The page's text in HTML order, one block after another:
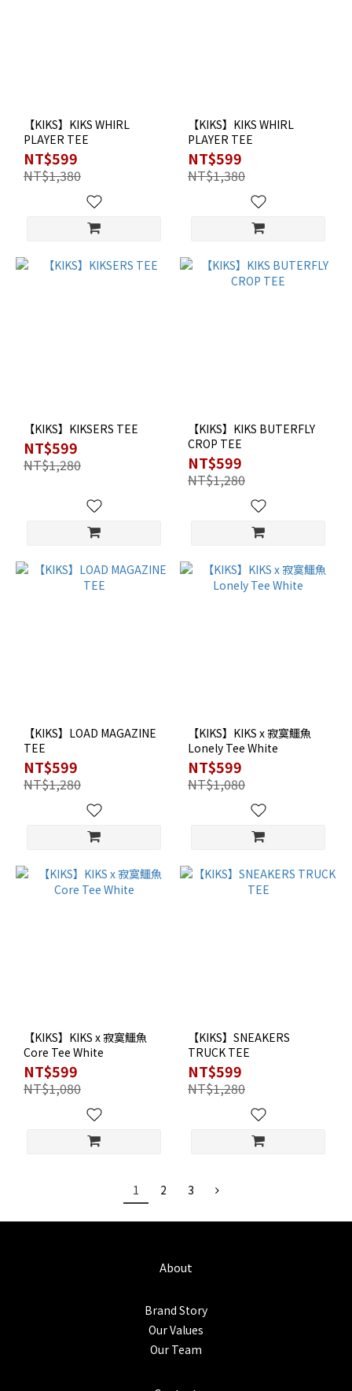
【KIKS】KIKS WHIRL
PLAYER TEE
NT$599
NT$1,380
【KIKS】KIKS WHIRL
PLAYER TEE
NT$599
NT$1,380
【KIKS】KIKSERS TEE
NT$599
NT$1,280
【KIKS】KIKS BUTERFLY
CROP TEE
NT$599
NT$1,280
【KIKS】LOAD MAGAZINE
TEE
NT$599
NT$1,280
【KIKS】KIKS x 寂寞鱷魚
Lonely Tee White
NT$599
NT$1,080
【KIKS】KIKS x 寂寞鱷魚
Core Tee White
NT$599
NT$1,080
【KIKS】SNEAKERS
TRUCK TEE
NT$599
NT$1,280
1 2 3
About
Brand Story
Our Values
Our Team